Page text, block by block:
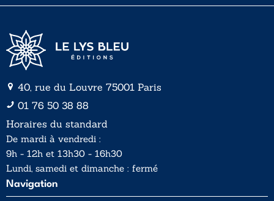
40, rue du Louvre 75001 Paris
01 76 50 38 88
Horaires du standard
De mardi à vendredi :
9h - 12h et 13h30 - 16h30
Lundi, samedi et dimanche : fermé
Navigation